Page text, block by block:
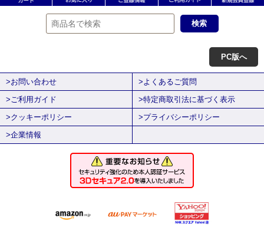
PC版へ
>お問い合わせ
>よくあるご質問
>ご利用ガイド
>特定商取引法に基づく表示
>クッキーポリシー
>プライバシーポリシー
>企業情報